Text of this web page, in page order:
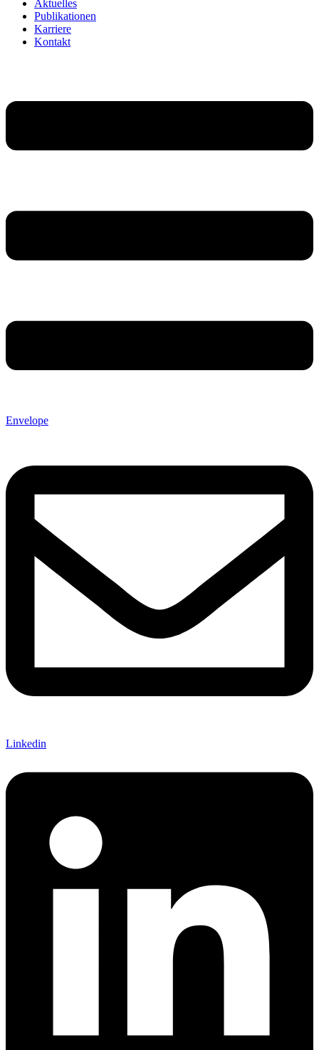
Aktuelles
Publikationen
Karriere
Kontakt
Envelope
Linkedin